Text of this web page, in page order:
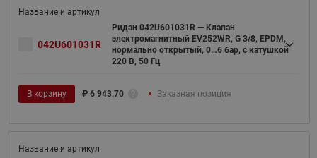
042U601031R
Ридан 042U601031R — Клапан
электромагнитный EV252WR, G 3/8, EPDM,
нормально открытый, 0…6 бар, с катушкой
220 В, 50 Гц
В корзину ₽ 6 943.70 Заказная позиция